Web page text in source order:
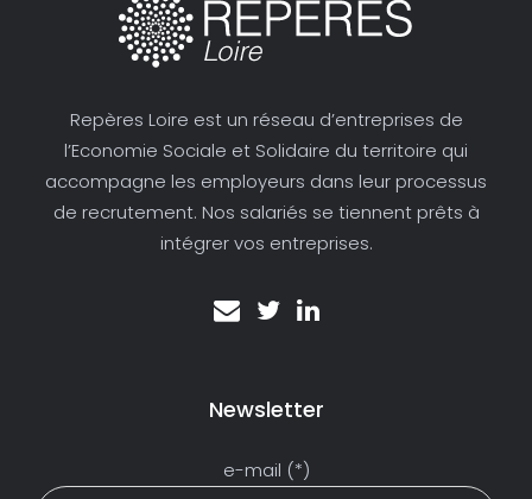
Repères Loire est un réseau d’entreprises de
l’Economie Sociale et Solidaire du territoire qui
accompagne les employeurs dans leur processus
de recrutement. Nos salariés se tiennent prêts à
intégrer vos entreprises.
Newsletter
e-mail (*)